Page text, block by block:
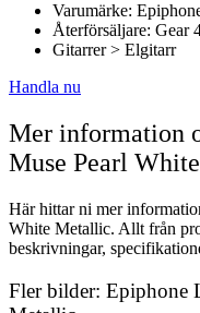
Varumärke:
Återförsäljare: Gear
Gitarrer > Elgitarr
Handla nu
Mer information
Muse Pearl
Här hittar ni mer
White Metallic. Allt från
beskrivningar,
Fler bilder: Epiphone